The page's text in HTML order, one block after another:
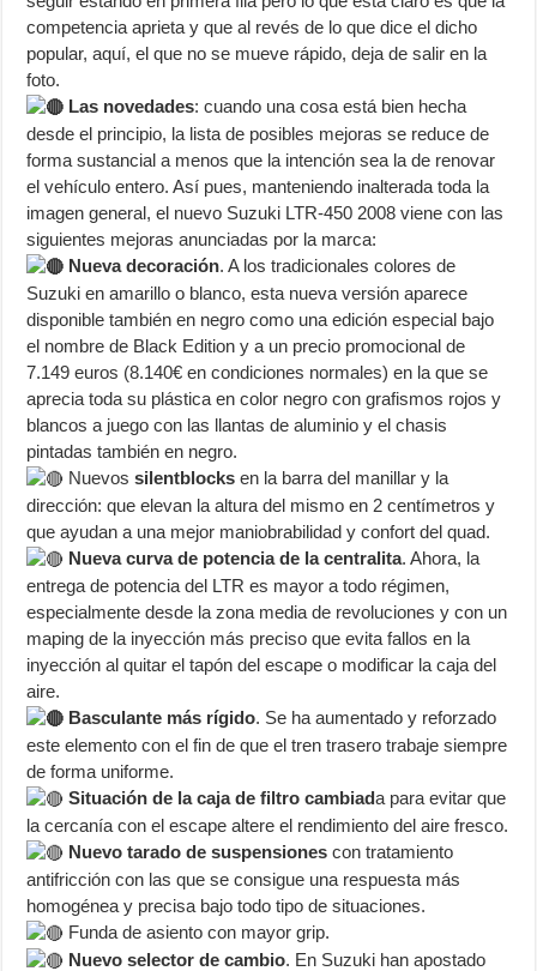
competencia aprieta y que al revés de lo que dice el dicho
popular, aquí, el que no se mueve rápido, deja de salir en la
foto.
Las novedades: cuando una cosa está bien hecha
desde el principio, la lista de posibles mejoras se reduce de
forma sustancial a menos que la intención sea la de renovar
el vehículo entero. Así pues, manteniendo inalterada toda la
imagen general, el nuevo Suzuki LTR-450 2008 viene con las
siguientes mejoras anunciadas por la marca:
Nueva decoración. A los tradicionales colores de
Suzuki en amarillo o blanco, esta nueva versión aparece
disponible también en negro como una edición especial bajo
el nombre de Black Edition y a un precio promocional de
7.149 euros (8.140€ en condiciones normales) en la que se
aprecia toda su plástica en color negro con grafismos rojos y
blancos a juego con las llantas de aluminio y el chasis
pintadas también en negro.
Nuevossilentblocksen la barra del manillar y la
dirección: que elevan la altura del mismo en 2 centímetros y
que ayudan a una mejor maniobrabilidad y confort del quad.
Nueva curva de potencia de la centralita. Ahora, la
entrega de potencia del LTR es mayor a todo régimen,
especialmente desde la zona media de revoluciones y con un
maping de la inyección más preciso que evita fallos en la
inyección al quitar el tapón del escape o modificar la caja del
aire.
Basculante más rígido. Se ha aumentado y reforzado
este elemento con el fin de que el tren trasero trabaje siempre
de forma uniforme.
Situación de la caja de filtro cambiada para evitar que
la cercanía con el escape altere el rendimiento del aire fresco.
Nuevo tarado de suspensiones con tratamiento
antifricción con las que se consigue una respuesta más
homogénea y precisa bajo todo tipo de situaciones.
Funda de asiento con mayor grip.
Nuevo selector de cambio. En Suzuki han apostado